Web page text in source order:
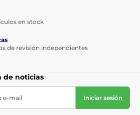
en stock
de revisión independientes
de noticias
e-mail Iniciar sesión